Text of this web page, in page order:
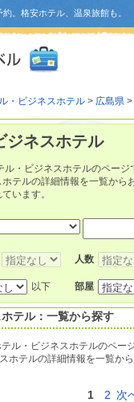
。格安ホテル、温泉旅館も。
・ビジネスホテル > 広島県 >
ジネスホテル
・ビジネスホテルのページ
テルの詳細情報を一覧から
います。
人数
以下 部屋
テル：一覧から探す
ル・ビジネスホテルのページ
ホテルの詳細情報を一覧から
1 2 次